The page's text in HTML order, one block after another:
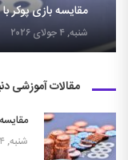
مقایسه بازی پوکر
شنبه, ۴ جولای ۲۰۲۶
مقالات آموزشی
شنبه, ۴ جولای ۲۰۲۶